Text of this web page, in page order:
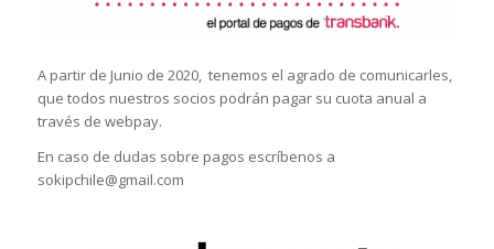
A partir de Junio de 2020, tenemos el agrado de comunicarles,
que todos nuestros socios podrán pagar su cuota anual a
través de webpay.
En caso de dudas sobre pagos escríbenos a
sokipchile@gmail.com